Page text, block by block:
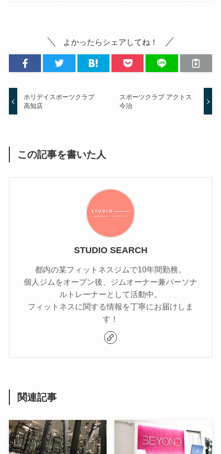
よかったらシェアしてね！
ホリデイスポーツクラブ
高知店
スポーツクラブ アクトス
今治
この記事を書いた人
STUDIO SEARCH
都内の某フィットネスジムで10年間勤務。
個人ジムをオープン後、ジムオーナー兼パーソナ
ルトレーナーとして活動中。
フィットネスに関する情報を丁寧にお届けしま
す！
関連記事